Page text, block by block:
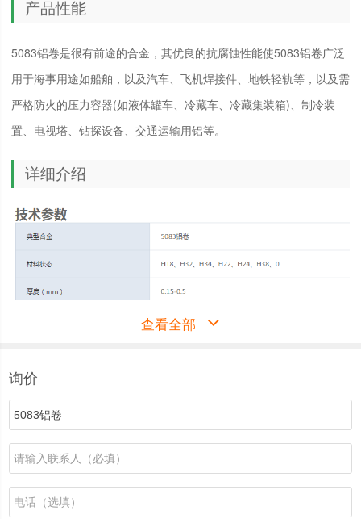
产品性能
5083铝卷是很有前途的合金，其优良的抗腐蚀性能使5083铝卷广泛
用于海事用途如船舶，以及汽车、飞机焊接件、地铁轻轨等，以及需
严格防火的压力容器(如液体罐车、冷藏车、冷藏集装箱)、制冷装
置、电视塔、钻探设备、交通运输用铝等。
详细介绍
查看全部
询价